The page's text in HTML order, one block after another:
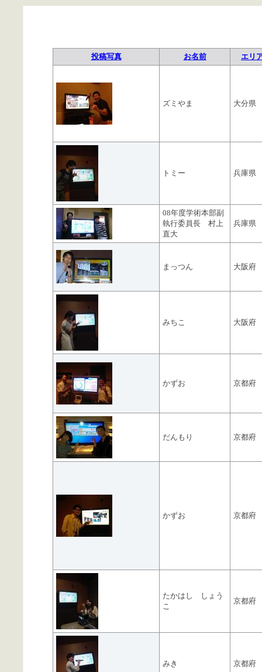
投稿写真 お名前 エリ
ズミやま 大分県
トミー 兵庫県
08年度学術本部副
執行委員長 村上
直大
兵庫県
まっつん 大阪府
みちこ 大阪府
かずお 京都府
だんもり 京都府
かずお 京都府
たかはし しょう
こ
京都府
みき 京都府